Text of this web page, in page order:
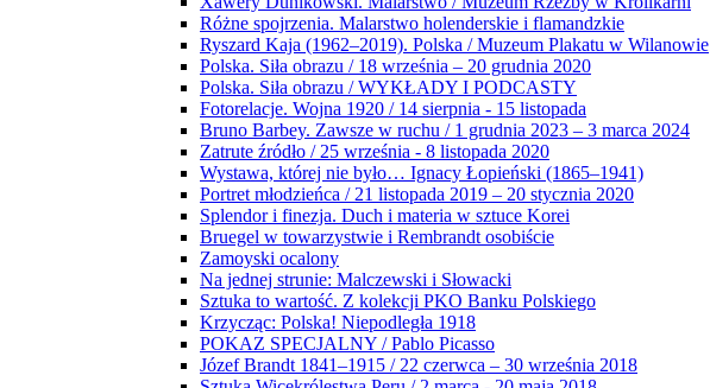
Różne spojrzenia. Malarstwo holenderskie i flamandzkie
Ryszard Kaja (1962–2019). Polska / Muzeum Plakatu w Wilanowie
Polska. Siła obrazu / 18 września – 20 grudnia 2020
Polska. Siła obrazu / WYKŁADY I PODCASTY
Fotorelacje. Wojna 1920 / 14 sierpnia - 15 listopada
Bruno Barbey. Zawsze w ruchu / 1 grudnia 2023 – 3 marca 2024
Zatrute źródło / 25 września - 8 listopada 2020
Wystawa, której nie było… Ignacy Łopieński (1865–1941)
Portret młodzieńca / 21 listopada 2019 – 20 stycznia 2020
Splendor i finezja. Duch i materia w sztuce Korei
Bruegel w towarzystwie i Rembrandt osobiście
Zamoyski ocalony
Na jednej strunie: Malczewski i Słowacki
Sztuka to wartość. Z kolekcji PKO Banku Polskiego
Krzycząc: Polska! Niepodległa 1918
POKAZ SPECJALNY / Pablo Picasso
Józef Brandt 1841–1915 / 22 czerwca – 30 września 2018